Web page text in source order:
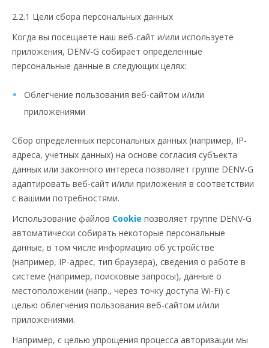
2.2.1 Цели сбора персональных данных
Когда вы посещаете наш веб-сайт и/или используете
приложения, DENV-G собирает определенные
персональные данные в следующих целях:
Облегчение пользования веб-сайтом и/или
приложениями
Сбор определенных персональных данных (например, IP-
адреса, учетных данных) на основе согласия субъекта
данных или законного интереса позволяет группе DENV-G
адаптировать веб-сайт и/или приложения в соответствии
с вашими потребностями.
Использование файлов Cookie позволяет группе DENV-G
автоматически собирать некоторые персональные
данные, в том числе информацию об устройстве
(например, IP-адрес, тип браузера), сведения о работе в
системе (например, поисковые запросы), данные о
местоположении (напр., через точку доступа Wi-Fi) с
целью облегчения пользования веб-сайтом и/или
приложениями.
Например, с целью упрощения процесса авторизации мы